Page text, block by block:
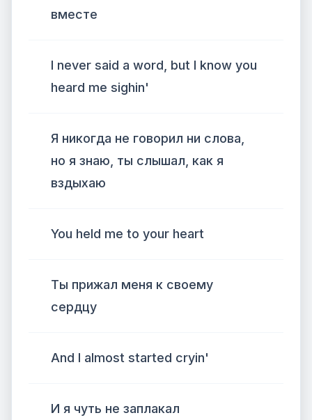
вместе
I never said a word, but I know you
heard me sighin'
Я никогда не говорил ни слова,
но я знаю, ты слышал, как я
вздыхаю
You held me to your heart
Ты прижал меня к своему
сердцу
And I almost started cryin'
И я чуть не заплакал